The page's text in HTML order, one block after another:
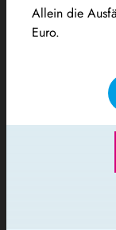
Allein die
Euro.